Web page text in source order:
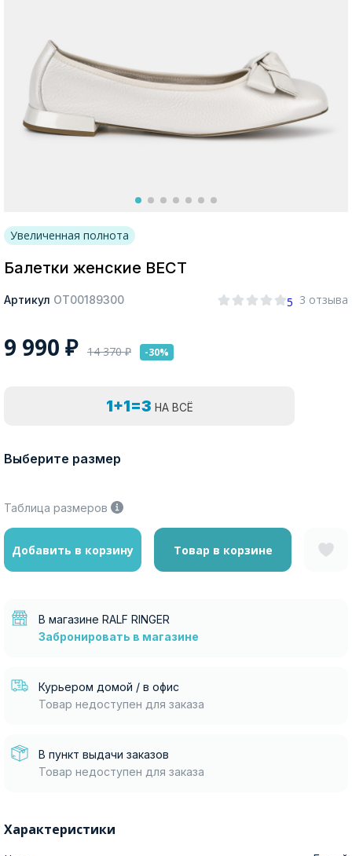
Москва
Покупателям
Увеличенная полнота
Балетки женские ВЕСТ
Артикул ОТ00189300 5 3 отзыва
9 990 ₽ 14 370₽ -30%
1+1=3 НА ВСЁ
Выберите размер
Таблица размеров
Добавить в корзину Товар в корзине
В магазине RALF RINGER
Забронировать в магазине
Курьером домой / в офис
Товар недоступен для заказа
В пункт выдачи заказов
Товар недоступен для заказа
Характеристики